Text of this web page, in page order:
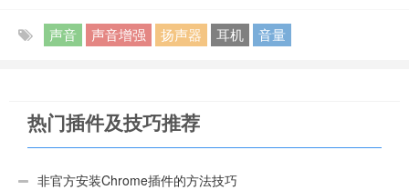
声音 声音增强 扬声器 耳机 音量
热门插件及技巧推荐
非官方安装Chrome插件的方法技巧